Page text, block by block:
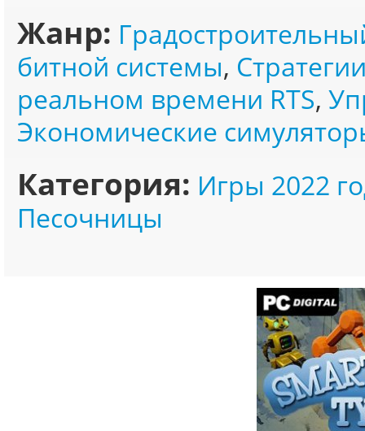
Жанр:
битной системы,
реальном времени RTS,
Экономические
Категория: Игры 2022
Песочницы